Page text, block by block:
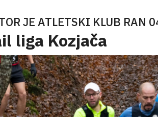
JE ATLETSKI KLUB RAN
liga Kozjača